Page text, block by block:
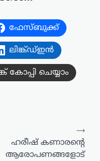
ഫേസ്ബുക്ക്
ലിങ്ക്ഡ്ഇൻ
കോപ്പി ചെയ്യാം
ഹരീഷ് കണാരന്റെ
ആരോപണങ്ങളോട്
⟶